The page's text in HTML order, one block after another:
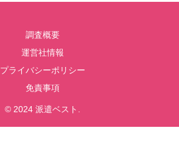
調査概要
運営社情報
プライバシーポリシー
免責事項
© 2024 派遣ベスト.